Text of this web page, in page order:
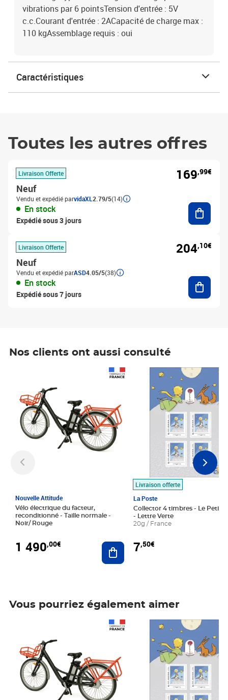
vibrations par 6 pointsTension d'entrée : 5V
c.c.Courant d'entrée : 2ACapacité de charge max :
110 kgAssemblage requis : oui
Caractéristiques
Toutes les autres offres
Livraison Offerte
Neuf
Vendu et expédié parvidaXL 2.79/5(14)
En stock
Expédié sous 3 jours
169,99€
Livraison Offerte
Neuf
Vendu et expédié parASD4.05/5(38)
En stock
Expédié sous 7 jours
204,10€
Nos clients ont aussi consulté
Nouvelle Attitude
Vélo électrique du facteur,
reconditionné - Taille normale -
Noir/ Rouge
1 490,00€ Ajouter au panier
Livraison offerte
La Poste
Collector 4 timbres - Le Petit
- Lettre Verte
20g / France
7,50€
Prix 7,50€
Vous pourriez également aimer
Prix 7,50€